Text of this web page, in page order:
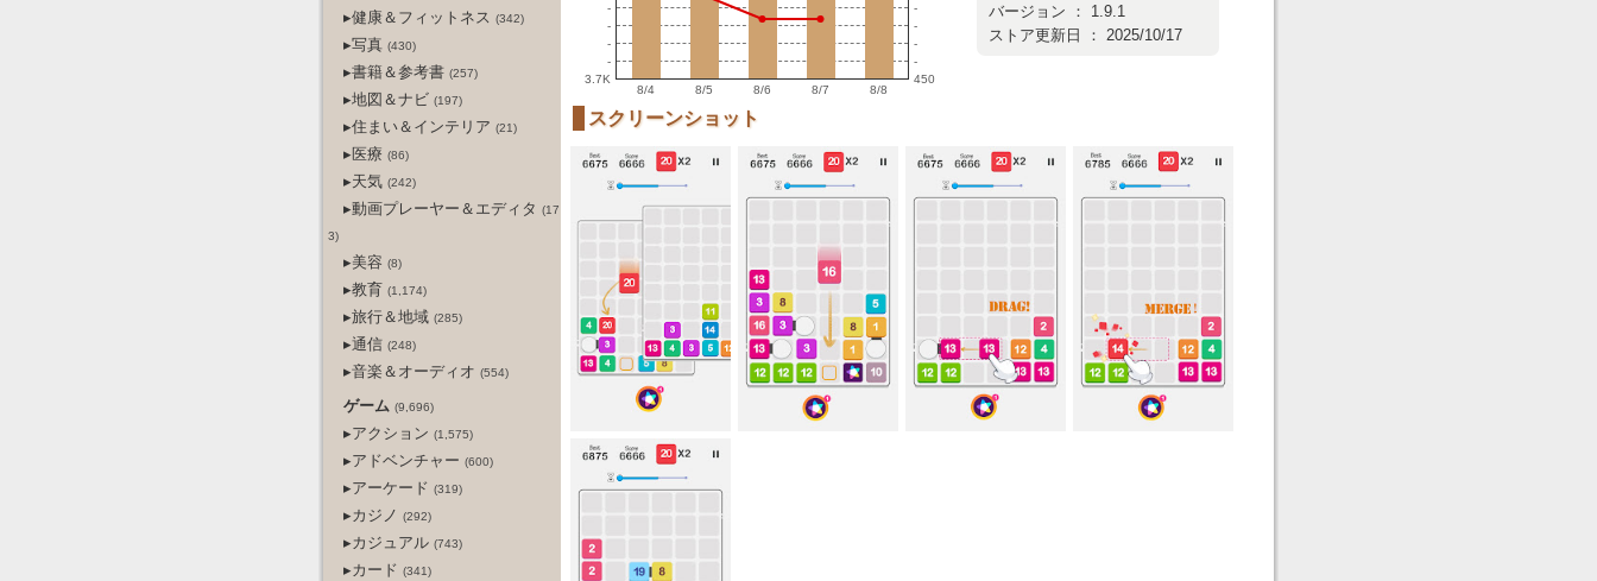
▸健康＆フィットネス (342)
▸写真 (430)
▸書籍＆参考書 (257)
▸地図＆ナビ (197)
▸住まい＆インテリア (21)
▸医療 (86)
▸天気 (242)
▸動画プレーヤー＆エディタ (17
3)
▸美容 (8)
▸教育 (1,174)
▸旅行＆地域 (285)
▸通信 (248)
▸音楽＆オーディオ (554)
ゲーム (9,696)
▸アクション (1,575)
▸アドベンチャー (600)
▸アーケード (319)
▸カジノ (292)
▸カジュアル (743)
▸カード (341)
-
-
-
-
3.7K
8/4 8/5 8/6 8/7 8/8
-
-
-
-
450
バージョン ： 1.9.1
ストア更新日 ： 2025/10/17
スクリーンショット